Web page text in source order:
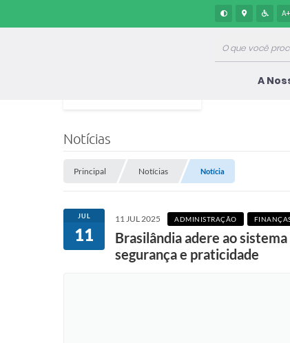
A+
A
Notícias
Principal Notícias Notícia
JUL
11
11 JUL 2025 ADMINISTRAÇÃO
Brasilândia adere ao
segurança e praticidade